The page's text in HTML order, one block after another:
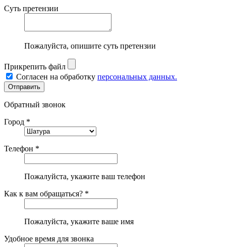
Суть претензии
Пожалуйста, опишите суть претензии
Прикрепить файл
Согласен на обработку персональных данных.
Обратный звонок
Город *
Телефон *
Пожалуйста, укажите ваш телефон
Как к вам обращаться? *
Пожалуйста, укажите ваше имя
Удобное время для звонка